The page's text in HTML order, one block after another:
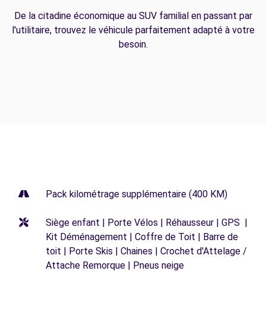
De la citadine économique au SUV familial en passant par
l'utilitaire, trouvez le véhicule parfaitement adapté à votre
besoin.
Pack kilométrage supplémentaire (400 KM)
Siège enfant | Porte Vélos | Réhausseur | GPS |
Kit Déménagement | Coffre de Toit | Barre de
toit | Porte Skis | Chaines | Crochet d'Attelage /
Attache Remorque | Pneus neige